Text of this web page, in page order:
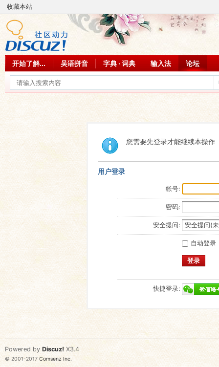
收藏本站
开始了解... 吴语拼音 字典 · 词典 输入法 论坛
您需要先登录才能继续本操作
用户登录
帐号:
密码:
安全提问:
自动登录
登录
快捷登录:
Powered by Discuz! X3.4
© 2001-2017 Comsenz Inc.